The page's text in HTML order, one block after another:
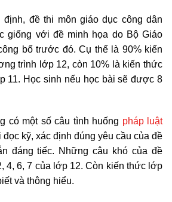
định, đề thi môn giáo dục công dân
giống với đề minh họa do Bộ Giáo
bố trước đó. Cụ thể là 90% kiến
trình lớp 12, còn 10% là kiến thức
11. Học sinh nếu học bài sẽ được 8
có một số câu tình huống pháp luật
kỹ, xác định đúng yêu cầu của đề
đáng tiếc. Những câu khó của đề
4, 6, 7 của lớp 12. Còn kiến thức lớp
và thông hiểu.